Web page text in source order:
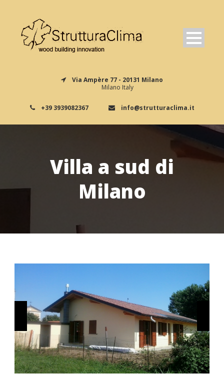
Via Ampère 77 - 20131 Milano
Milano Italy
+39 3939082367 info@strutturaclima.it
Villa a sud di
Milano